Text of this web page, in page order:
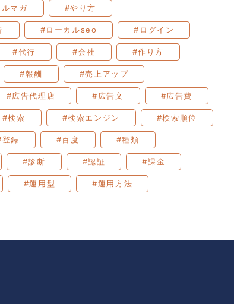
マガ #やり方
#ローカルseo #ログイン
#代行 #会社 #作り方
#報酬 #売上アップ
#広告代理店 #広告文 #広告費
#検索 #検索エンジン #検索順位
録 #百度 #種類
#診断 #認証 #課金
#運用型 #運用方法